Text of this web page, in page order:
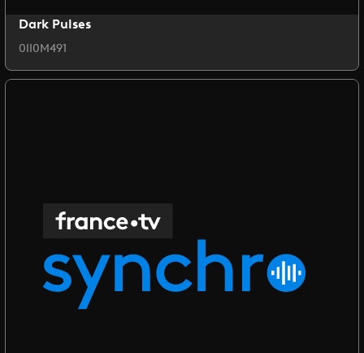
Dark Pulses
0II0M491